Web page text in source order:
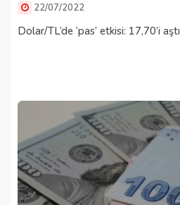
22/07/2022
Dolar/TL’de ‘pas’ etkisi: 17,70’i aştı